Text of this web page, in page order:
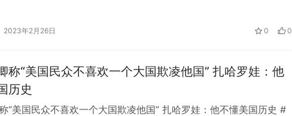
亿美元，是历史上最为昂贵的一届世界杯。 油气产业是卡塔尔的经
是该国为世界杯“烧钱”的底气。据《海湾时报》报…
2023年2月26日 0 0
称“美国民众不喜欢一个大国欺凌他国” 扎哈罗娃：他
历史
“美国民众不喜欢一个大国欺凌他国” 扎哈罗娃：他不懂美国历史 #